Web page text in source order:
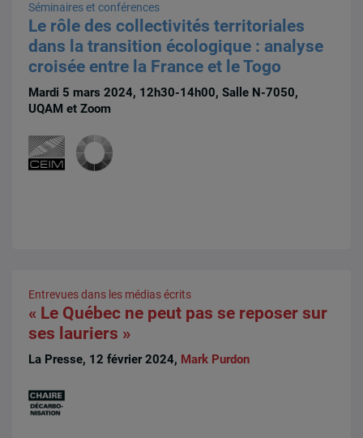
Séminaires et conférences
Le rôle des collectivités territoriales
dans la transition écologique : analyse
croisée entre la France et le Togo
Mardi 5 mars 2024, 12h30-14h00, Salle N-7050,
UQAM et Zoom
Entrevues dans les médias écrits
« Le Québec ne peut pas se reposer sur
ses lauriers »
La Presse, 12 février 2024, Mark Purdon